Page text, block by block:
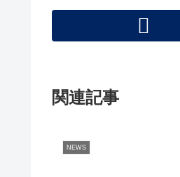
関連記事
NEWS